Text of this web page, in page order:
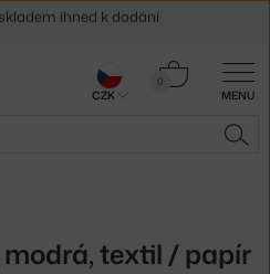
MENU
0
Košík
textil / papír
vrácení zboží
CZK